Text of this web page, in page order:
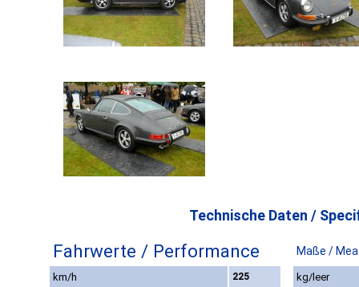
Technische Daten /
Fahrwerte / Performance Maße /
km/h 225
kg/leer